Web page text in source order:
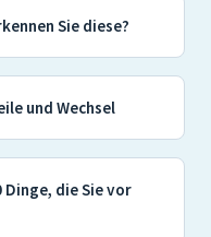
Sie diese?
und Wechsel
die Sie vor